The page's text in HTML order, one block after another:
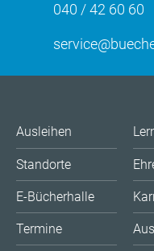
040 / 42 60 60
Ausleihen
Standorte
E-Bücherhalle
Termine